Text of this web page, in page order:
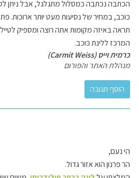
הכתבה נכתבה כמסלול מתגלגל, אבל ניתן
כוכב, במחיר של נסיעות מעט יותר
תראה באיזה מקומות אתה רוצה ומספיק
המרכז ללינת כוכב.
כרמית וייס (Carmit Weiss)
מנהלת האתר והפורום
הי נעם,
הר פרנון הוא אזור גדול.